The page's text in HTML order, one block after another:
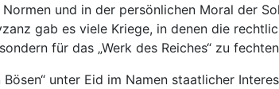
und in der persönlichen Moral der
gab es viele Kriege, in denen die
für das „Werk des Reiches“ zu
unter Eid im Namen staatlicher